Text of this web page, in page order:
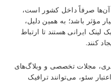
صرفاً داخل کشور است،
مؤثر باشد؛ به همین دلیل،
ایرانی هستند تا ارتباط
کنند.
مجلات تخصصی و وبلاگ‌های
سئو، می‌توانند ترافیک